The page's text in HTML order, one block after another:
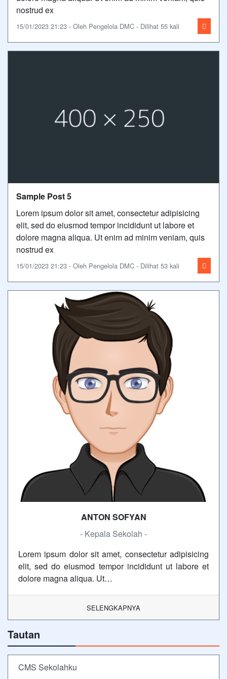
nostrud ex
15/01/2023 21:23 - Oleh Pengelola DMC - Dilihat 55 kali
Sample Post 5
Lorem ipsum dolor sit amet, consectetur adipisicing
elit, sed do eiusmod tempor incididunt ut labore et
dolore magna aliqua. Ut enim ad minim veniam, quis
nostrud ex
15/01/2023 21:23 - Oleh Pengelola DMC - Dilihat 53 kali
ANTON SOFYAN
- Kepala Sekolah -
Lorem ipsum dolor sit amet, consectetur adipisicing
elit, sed do eiusmod tempor incididunt ut labore et
dolore magna aliqua. Ut…
SELENGKAPNYA
Tautan
CMS Sekolahku